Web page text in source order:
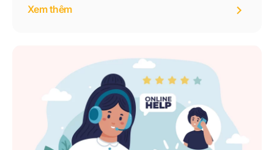
giao tiếp. Nếu doanh nghiệp của bạn đang tìm kiếm
Biglead sẽ là lựa chọn phù hợp để đồng hành trong
quá trình chuyển đổi số và phát triển bền vững
Xem thêm